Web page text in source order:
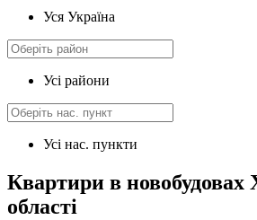
Уся Україна
Усі райони
Усі нас. пункти
Квартири в новобудовах
області